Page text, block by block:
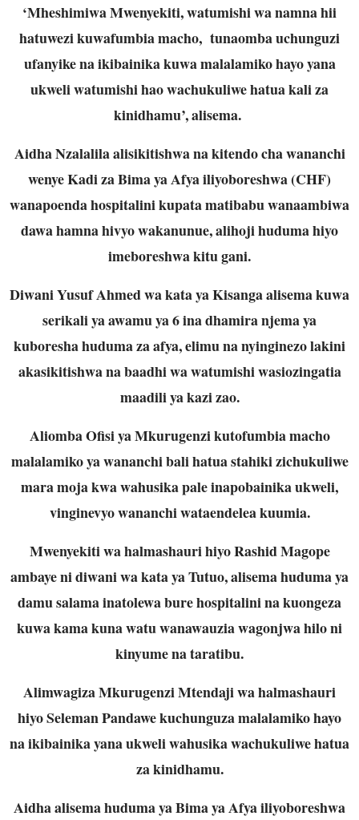
‘Mheshimiwa Mwenyekiti, watumishi wa namna hii
hatuwezi kuwafumbia macho, tunaomba uchunguzi
ufanyike na ikibainika kuwa malalamiko hayo yana
ukweli watumishi hao wachukuliwe hatua kali za
kinidhamu’, alisema.
Aidha Nzalalila alisikitishwa na kitendo cha wananchi
wenye Kadi za Bima ya Afya iliyoboreshwa (CHF)
wanapoenda hospitalini kupata matibabu wanaambiwa
dawa hamna hivyo wakanunue, alihoji huduma hiyo
imeboreshwa kitu gani.
Diwani Yusuf Ahmed wa kata ya Kisanga alisema kuwa
serikali ya awamu ya 6 ina dhamira njema ya
kuboresha huduma za afya, elimu na nyinginezo lakini
akasikitishwa na baadhi wa watumishi wasiozingatia
maadili ya kazi zao.
Aliomba Ofisi ya Mkurugenzi kutofumbia macho
malalamiko ya wananchi bali hatua stahiki zichukuliwe
mara moja kwa wahusika pale inapobainika ukweli,
vinginevyo wananchi wataendelea kuumia.
Mwenyekiti wa halmashauri hiyo Rashid Magope
ambaye ni diwani wa kata ya Tutuo, alisema huduma ya
damu salama inatolewa bure hospitalini na kuongeza
kuwa kama kuna watu wanawauzia wagonjwa hilo ni
kinyume na taratibu.
Alimwagiza Mkurugenzi Mtendaji wa halmashauri
hiyo Seleman Pandawe kuchunguza malalamiko hayo
na ikibainika yana ukweli wahusika wachukuliwe hatua
za kinidhamu.
Aidha alisema huduma ya Bima ya Afya iliyoboreshwa